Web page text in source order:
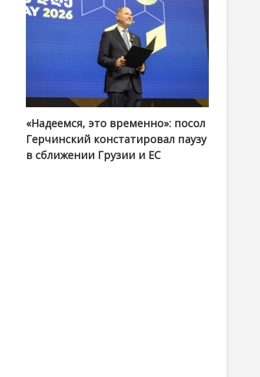
«Надеемся, это временно»: посол
Герчинский констатировал паузу
в сближении Грузии и ЕС